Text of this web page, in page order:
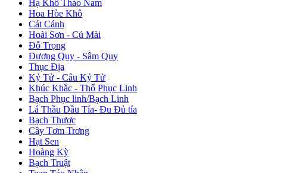
Hạ Khô Thảo Nam
Hoa Hòe Khô
Cát Cánh
Hoài Sơn - Củ Mài
Đỗ Trọng
Đương Quy - Sâm Quy
Thục Địa
Kỷ Tử - Câu Kỷ Tử
Khúc Khắc - Thổ Phục Linh
Bạch Phục linh/Bạch Linh
Lá Thầu Dầu Tía- Đu Đủ tía
Bạch Thược
Cây Tơm Trơng
Hạt Sen
Hoàng Kỳ
Bạch Truật